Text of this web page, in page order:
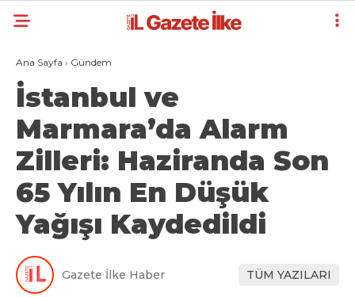
Ana Sayfa › Gündem
İstanbul ve
Marmara’da Alarm
Zilleri: Haziranda Son
65 Yılın En Düşük
Yağışı Kaydedildi
Gazete İlke Haber TÜM YAZILARI